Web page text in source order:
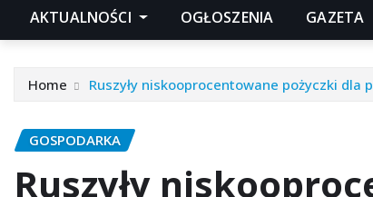
AKTUALNOŚCI OGŁOSZENIA GAZETA
Home Ruszyły niskooprocentowane pożyczki
GOSPODARKA
Ruszyły